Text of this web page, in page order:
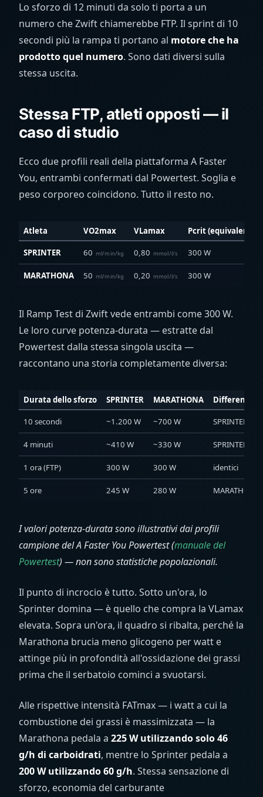
Lo sforzo di 12 minuti da solo ti porta a un
numero che Zwift chiamerebbe FTP. Il sprint di 10
secondi più la rampa ti portano al motore che ha
prodotto quel numero. Sono dati diversi sulla
stessa uscita.
Stessa FTP, atleti opposti — il
caso di studio
Ecco due profili reali della piattaforma A Faster
You, entrambi confermati dal Powertest. Soglia e
peso corporeo coincidono. Tutto il resto no.
Atleta VO2max VLamax Pcrit (equivalente
SPRINTER 60 ml/min/kg 0,80 mmol/l/s 300 W
MARATHONA 50 ml/min/kg 0,20 mmol/l/s 300 W
Il Ramp Test di Zwift vede entrambi come 300 W.
Le loro curve potenza-durata — estratte dal
Powertest dalla stessa singola uscita —
raccontano una storia completamente diversa:
Durata dello sforzo SPRINTER MARATHONA Differenza
10 secondi ~1.200 W ~700 W SPRINTER
4 minuti ~410 W ~330 W SPRINTER
1 ora (FTP) 300 W 300 W identici
5 ore 245 W 280 W MARATHONA
I valori potenza-durata sono illustrativi dai profili
campione del A Faster You Powertest (manuale del
Powertest) — non sono statistiche popolazionali.
Il punto di incrocio è tutto. Sotto un'ora, lo
Sprinter domina — è quello che compra la VLamax
elevata. Sopra un'ora, il quadro si ribalta, perché la
Marathona brucia meno glicogeno per watt e
attinge più in profondità all'ossidazione dei grassi
prima che il serbatoio cominci a svuotarsi.
Alle rispettive intensità FATmax — i watt a cui la
combustione dei grassi è massimizzata — la
Marathona pedala a 225 W utilizzando solo 46
g/h di carboidrati, mentre lo Sprinter pedala a
200 W utilizzando 60 g/h. Stessa sensazione di
sforzo, economia del carburante